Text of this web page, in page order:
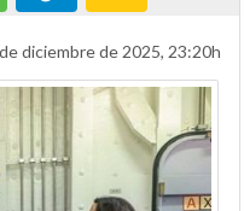
diciembre de 2025, 23:20h